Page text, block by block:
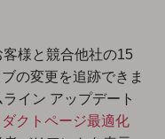
様と競合他社の15
の変更を追跡できま
イン アップデート
クトページ最適化